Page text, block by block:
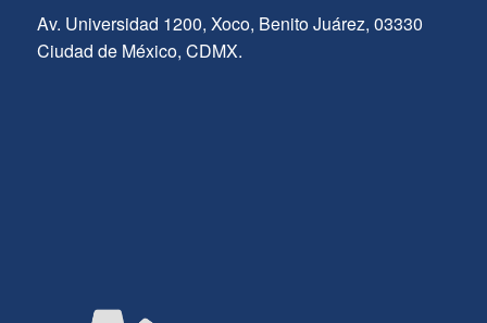
Av. Universidad 1200, Xoco, Benito Juárez, 03330
Ciudad de México, CDMX.